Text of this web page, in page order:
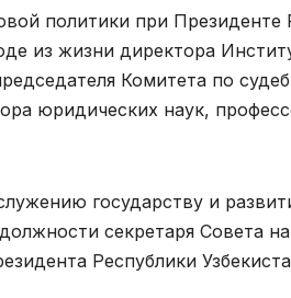
политики при Президенте
из жизни директора
Комитета по
юридических наук,
государству и
секретаря Совета
Республики